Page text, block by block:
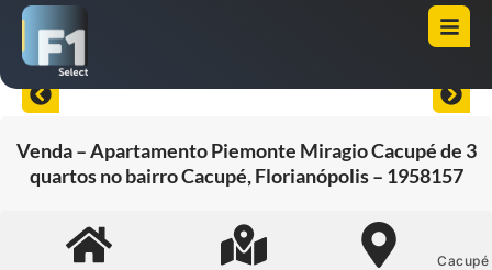
Venda – Apartamento Piemonte Miragio Cacupé de 3
quartos no bairro Cacupé, Florianópolis – 1958157
Cacupé